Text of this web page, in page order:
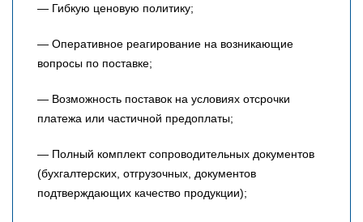
— Гибкую ценовую политику;
— Оперативное реагирование на возникающие
вопросы по поставке;
— Возможность поставок на условиях отсрочки
платежа или частичной предоплаты;
— Полный комплект сопроводительных документов
(бухгалтерских, отгрузочных, документов
подтверждающих качество продукции);